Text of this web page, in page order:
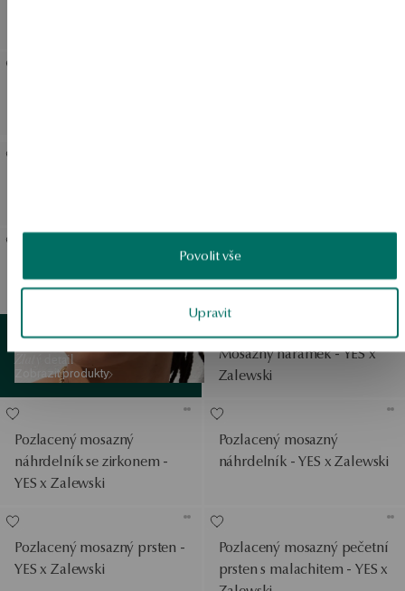
Povolit vše
Upravit
Zalewski
Zalewski
Zlatý detail
Zobrazit produkty
Mosazný náramek - YES x
Zalewski
Pozlacený mosazný
náhrdelník se zirkonem -
YES x Zalewski
Pozlacený mosazný
náhrdelník - YES x Zalewski
Pozlacený mosazný prsten -
YES x Zalewski
Pozlacený mosazný pečetní
prsten s malachitem - YES x